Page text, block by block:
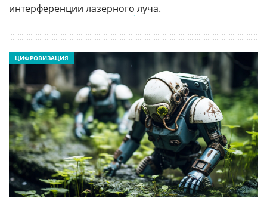
интерференции лазерного луча.
ЦИФРОВИЗАЦИЯ